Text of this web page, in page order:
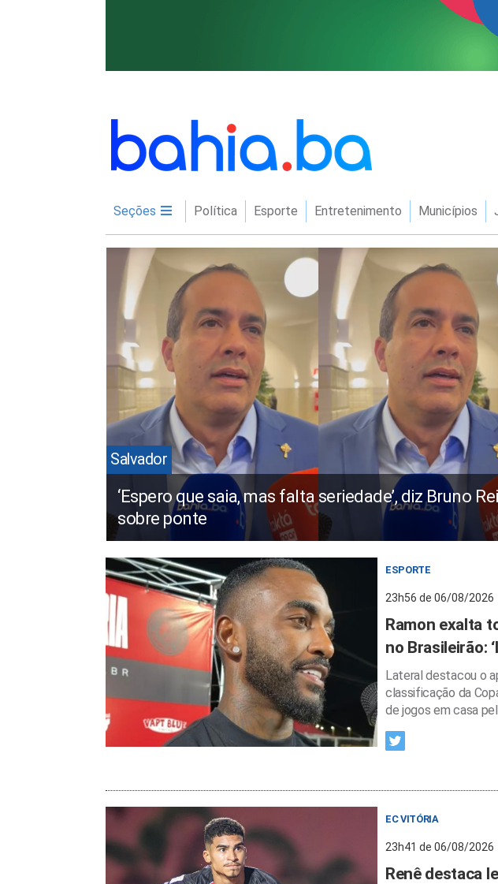
Seções Política Esporte Entretenimento Municípios
Salvador
‘Espero que saia, mas falta seriedade’, diz Bruno
sobre ponte
ESPORTE
23h56 de 06/08/2026
Ramon exalta
no Brasileirão:
Lateral destacou o
classificação da
de jogos em casa
EC VITÓRIA
23h41 de 06/08/2026
Renê destaca